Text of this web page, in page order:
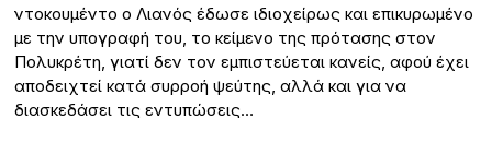
ντοκουμέντο ο Λιανός έδωσε ιδιοχείρως και επικυρωμένο
με την υπογραφή του, το κείμενο της πρότασης στον
Πολυκρέτη, γιατί δεν τον εμπιστεύεται κανείς, αφού έχει
αποδειχτεί κατά συρροή ψεύτης, αλλά και για να
διασκεδάσει τις εντυπώσεις…